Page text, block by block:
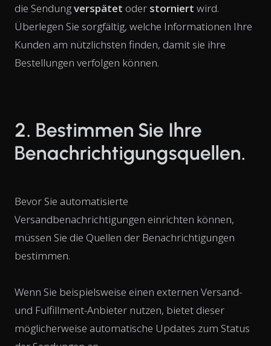
die Sendungverspätet oder storniert wird.
Überlegen Sie sorgfältig, welche Informationen Ihre
Kunden am nützlichsten finden, damit sie ihre
Bestellungen verfolgen können.
2. Bestimmen Sie Ihre
Benachrichtigungsquellen.
Bevor Sie automatisierte
Versandbenachrichtigungen einrichten können,
müssen Sie die Quellen der Benachrichtigungen
bestimmen.
Wenn Sie beispielsweise einen externen Versand-
und Fulfillment-Anbieter nutzen, bietet dieser
möglicherweise automatische Updates zum Status